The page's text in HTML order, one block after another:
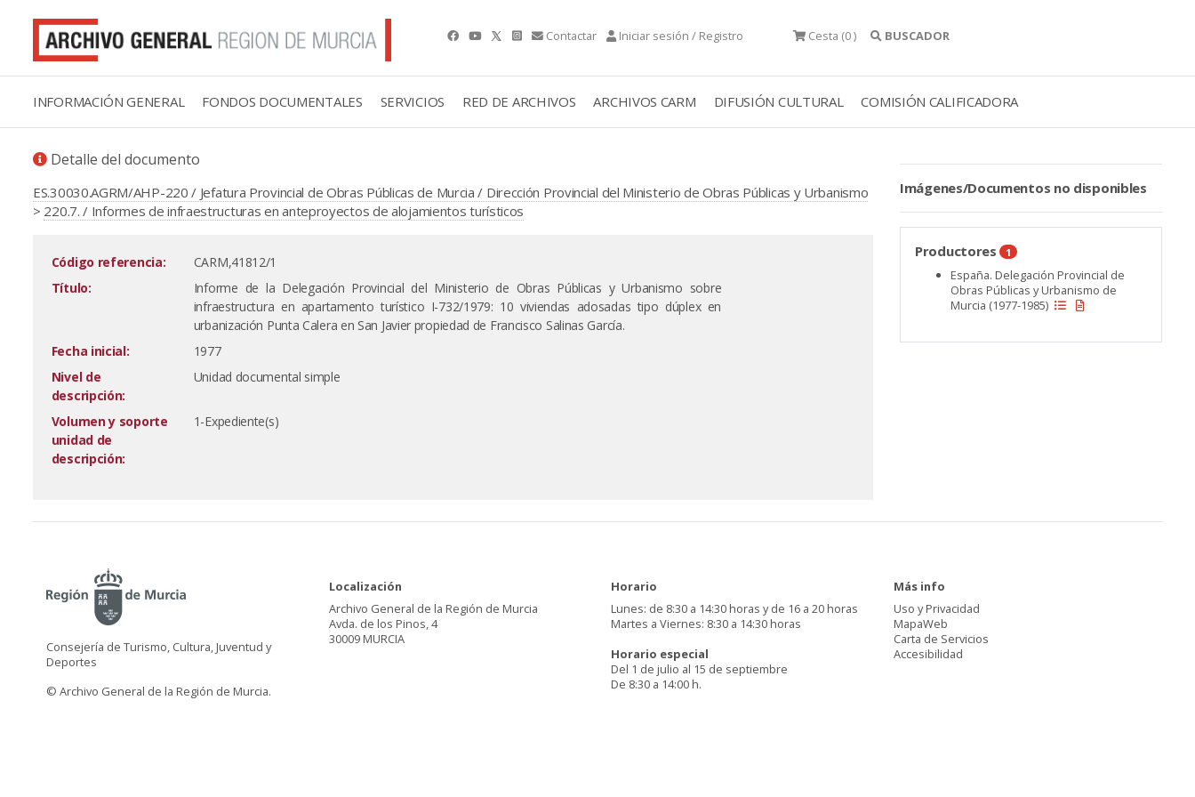
Contactar Iniciar sesión / Registro Cesta (0 ) BUSCADOR
INFORMACIÓN GENERAL FONDOS DOCUMENTALES SERVICIOS RED DE ARCHIVOS ARCHIVOS CARM DIFUSIÓN CULTURAL COMISIÓN CALIFICADORA
Detalle del documento
ES.30030.AGRM/AHP-220 / Jefatura Provincial de Obras Públicas de Murcia / Dirección Provincial del Ministerio de Obras Públicas y Urbanismo
> 220.7. / Informes de infraestructuras en anteproyectos de alojamientos turísticos
Código referencia:
CARM,41812/1
Título:
Informe de la Delegación Provincial del Ministerio de Obras Públicas y Urbanismo sobre
infraestructura en apartamento turístico I-732/1979: 10 viviendas adosadas tipo dúplex en
urbanización Punta Calera en San Javier propiedad de Francisco Salinas García.
Fecha inicial:
1977
Nivel de
descripción:
Unidad documental simple
Volumen y soporte
unidad de
descripción:
1-Expediente(s)
Imágenes/Documentos no disponibles
Productores 1
España. Delegación Provincial de
Obras Públicas y Urbanismo de
Murcia (1977-1985)
Consejería de Turismo, Cultura, Juventud y
Deportes
© Archivo General de la Región de Murcia.
Localización
Archivo General de la Región de Murcia
Avda. de los Pinos, 4
30009 MURCIA
Horario
Lunes: de 8:30 a 14:30 horas y de 16 a 20 horas
Martes a Viernes: 8:30 a 14:30 horas
Horario especial
Del 1 de julio al 15 de septiembre
De 8:30 a 14:00 h.
Más info
Uso y Privacidad
MapaWeb
Carta de Servicios
Accesibilidad